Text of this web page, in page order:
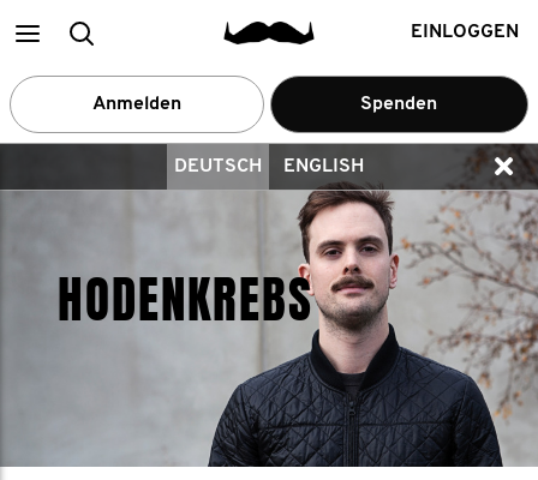
Main
menu
Suchen EINLOGGEN
Anmelden Spenden
DEUTSCH ENGLISH
HODENKREBS